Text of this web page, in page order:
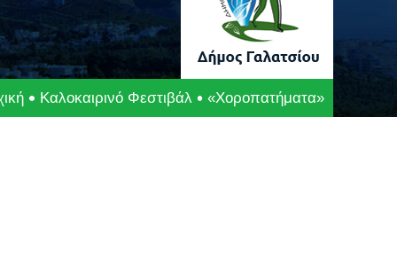
Καλοκαιρινό Φεστιβάλ «Χοροπατήματα»